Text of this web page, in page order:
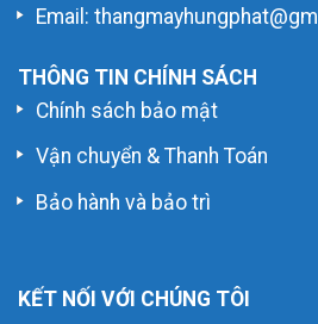
Email:
THÔNG TIN CHÍNH SÁCH
Chính sách bảo mật
Vận chuyển & Thanh Toán
Bảo hành và bảo trì
KẾT NỐI VỚI CHÚNG TÔI